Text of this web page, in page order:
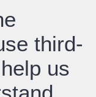
third-
us